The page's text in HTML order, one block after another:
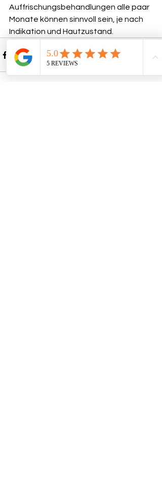
Auffrischungsbehandlungen alle paar
Monate können sinnvoll sein, je nach
Indikation und Hautzustand.